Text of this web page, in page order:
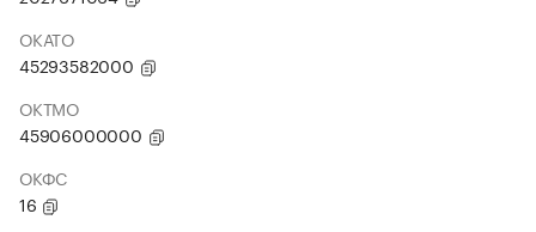
ОКАТО
45293582000
ОКТМО
45906000000
ОКФС
16